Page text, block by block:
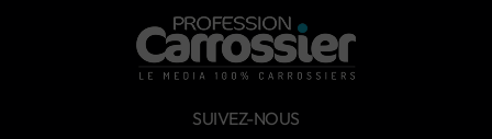
SUIVEZ-NOUS